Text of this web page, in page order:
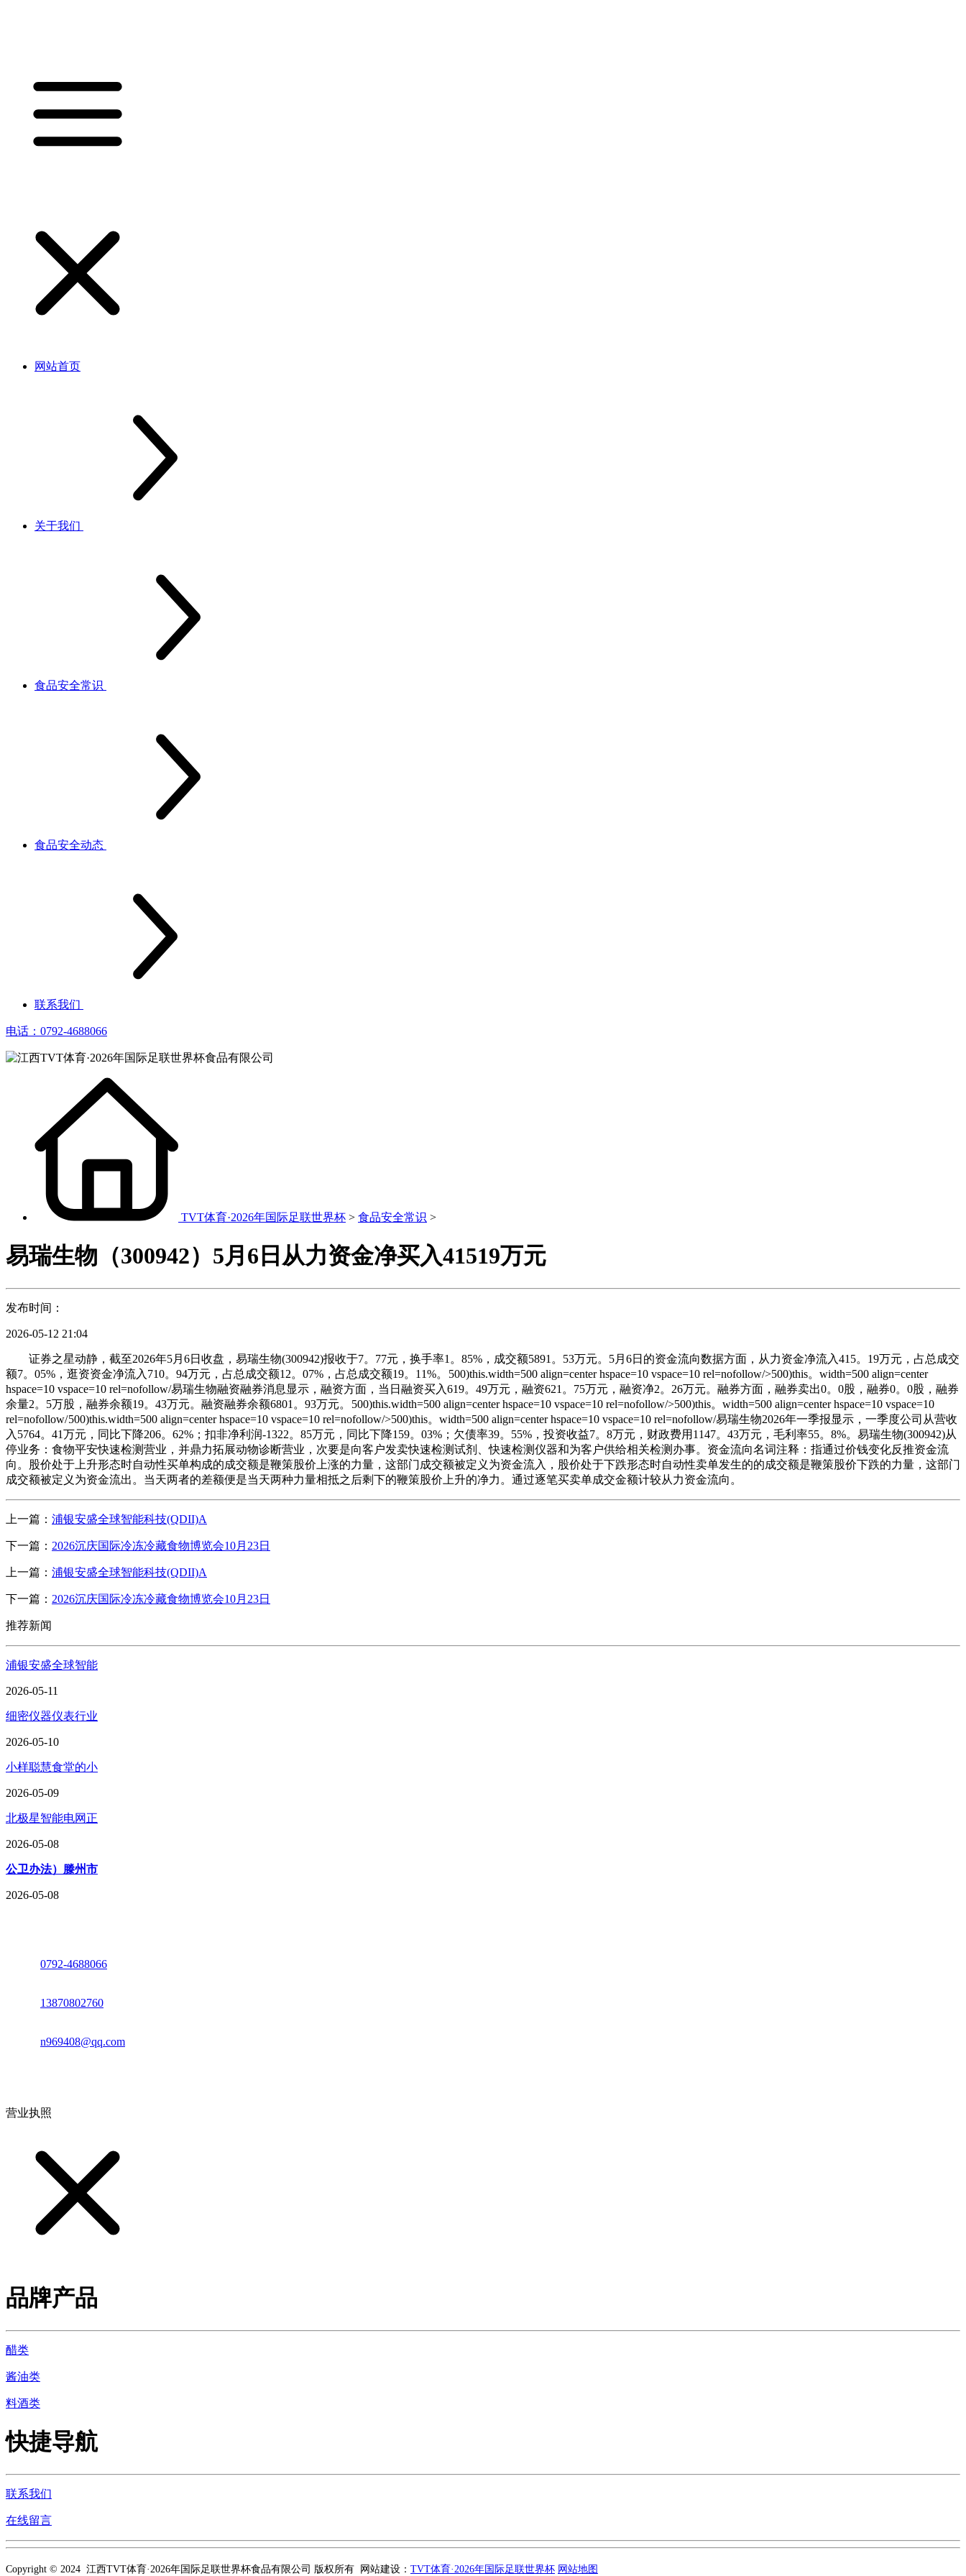
网站首页
关于我们
食品安全常识
食品安全动态
联系我们
电话：0792-4688066
TVT体育·2026年国际足联世界杯 > 食品安全常识 >
易瑞生物（300942）5月6日从力资金净买入41519万元
发布时间：
2026-05-12 21:04
证券之星动静，截至2026年5月6日收盘，易瑞生物(300942)报收于7。77元，换手率1。85%，成交额5891。53万元。5月6日的资金流向数据方面，从力资金净流入415。19万元，占总成交
额7。05%，逛资资金净流入710。94万元，占总成交额12。07%，占总成交额19。11%。
500)this.width=500 align=center hspace=10 vspace=10 rel=nofollow/>500)this。width=500 align=center
hspace=10 vspace=10 rel=nofollow/易瑞生物融资融券消息显示，融资方面，当日融资买入619。49万元，融资621。75万元，融资净2。26万元。融券方面，融券卖出0。0股，融券0。0股，融券
余量2。5万股，融券余额19。43万元。融资融券余额6801。93万元。
500)this.width=500 align=center hspace=10 vspace=10 rel=nofollow/>500)this。width=500 align=center hspace=10 vspace=10
rel=nofollow/500)this.width=500 align=center hspace=10 vspace=10 rel=nofollow/>500)this。width=500 align=center hspace=10 vspace=10 rel=nofollow/易瑞生物2026年一季报显示，一季度公司从营收
入5764。41万元，同比下降206。62%；扣非净利润-1322。85万元，同比下降159。03%；欠债率39。55%，投资收益7。8万元，财政费用1147。43万元，毛利率55。8%。易瑞生物(300942)从
停业务：食物平安快速检测营业，并鼎力拓展动物诊断营业，次要是向客户发卖快速检测试剂、快速检测仪器和为客户供给相关检测办事。资金流向名词注释：指通过价钱变化反推资金流
向。股价处于上升形态时自动性买单构成的成交额是鞭策股价上涨的力量，这部门成交额被定义为资金流入，股价处于下跌形态时自动性卖单发生的的成交额是鞭策股价下跌的力量，这部门
成交额被定义为资金流出。当天两者的差额便是当天两种力量相抵之后剩下的鞭策股价上升的净力。通过逐笔买卖单成交金额计较从力资金流向。
上一篇： 浦银安盛全球智能科技(QDII)A
下一篇： 2026沉庆国际冷冻冷藏食物博览会10月23日
上一篇： 浦银安盛全球智能科技(QDII)A
下一篇： 2026沉庆国际冷冻冷藏食物博览会10月23日
推荐新闻
浦银安盛全球智能
2026-05-11
细密仪器仪表行业
2026-05-10
小样聪慧食堂的小
2026-05-09
北极星智能电网正
2026-05-08
公卫办法）滕州市
2026-05-08
0792-4688066
13870802760
n969408@qq.com
营业执照
品牌产品
醋类
酱油类
料酒类
快捷导航
联系我们
在线留言
Copyright © 2024 江西TVT体育·2026年国际足联世界杯食品有限公司 版权所有 网站建设： TVT体育·2026年国际足联世界杯 网站地图